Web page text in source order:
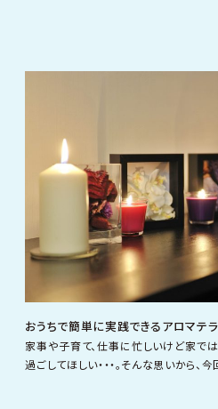
おうちで簡単に実践できるアロマテ
家事や子育て、仕事に忙しいけど家で
過ごしてほしい・・・。そんな思いから